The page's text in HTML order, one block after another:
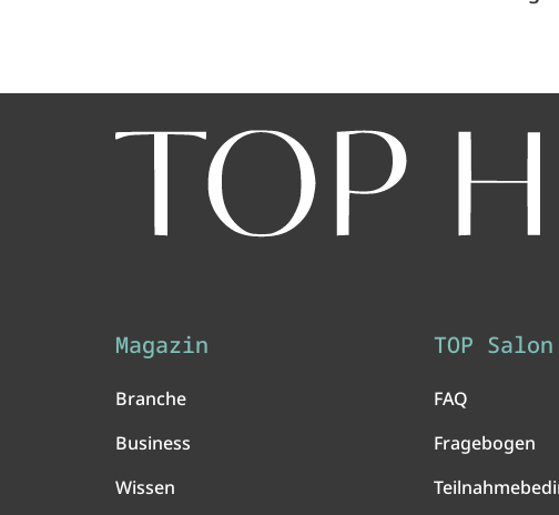
Magazin
Branche
Business
Wissen
TOP Salon
FAQ
Fragebogen